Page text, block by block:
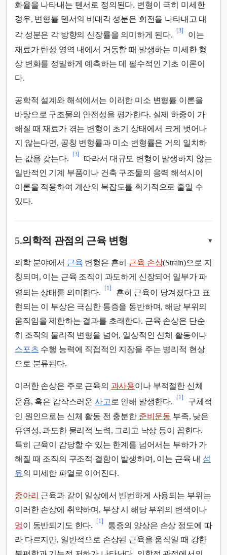
화율을 나타내는 텐서로 정의된다. 변형이 극히 미세한
경우, 변형률 텐서의 비대각 성분은 회전을 나타내고 대
각 성분은 각 방향의 신장률을 의미하게 된다.
[3]
이는
재료가 탄성 영역 내에서 거동할 때 발생하는 미세한 형
상 변화를 정밀하게 예측하는 데 필수적인 기초 이론이
다.
공학적 설계와 해석에서는 이러한 미소 변형률 이론을
바탕으로 구조물의 안전성을 평가한다. 실제 하중이 가
해질 때 재료가 겪는 변형이 초기 상태에서 크게 벗어나
지 않는다면, 공칭 변형률과 미소 변형률은 거의 일치하
는 값을 갖는다.
[3]
따라서 대규모 변형이 발생하지 않는
일반적인 기계 부품이나 건축 구조물의 응력 해석시이
이론을 적용하여 계산의 복잡도를 획기적으로 줄일 수
있다.
5.의학적 관점의 근육 변형 ▾
의학 분야에서 근육 변형은 흔히 근육 손상(Strain)으로 지
칭되며, 이는 근육 조직이 과도하게 신장되어 일부가 파
열되는 상태를 의미한다.
[1]
흔히 근육이 당겨졌다고 표
현되는 이 부상은 극심한 통증을 동반하며, 해당 부위의
움직임을 제한하는 결과를 초래한다. 근육 손상은 단순
히 조직의 물리적 변형을 넘어, 일상적인 신체 활동이나
스포츠 수행 능력에 직접적인 지장을 주는 병리적 현상
으로 분류된다.
이러한 손상은 주로 근육의 과사용이나 부적절한 신체
운용, 혹은 갑작스러운 사고로 인해 발생한다.
[1]
구체적
인 원인으로는 신체 활동 전 충분한 준비운동 부족, 낮은
유연성, 과도한 물리적 노력, 그리고 낙상 등이 꼽힌다.
특히 근육이 감당할 수 있는 한계를 넘어서는 부하가 가
해질 때 조직의 구조적 결함이 발생하며, 이는 근육 내 섬
유의 미세한 파열로 이어진다.
종아리 근육과 같이 일상에서 빈번하게 사용되는 부위는
이러한 손상에 취약하며, 부상 시 해당 부위의 변색이나
멍이 동반되기도 한다.
[1]
통증의 양상은 손상 정도에 따
라 다르지만, 일반적으로 손상된 근육을 움직일 때 강한